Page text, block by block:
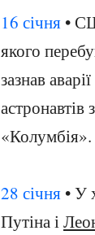
16 січня •
якого
зазнав
«Колумбія».
28 січня • У
Путіна і